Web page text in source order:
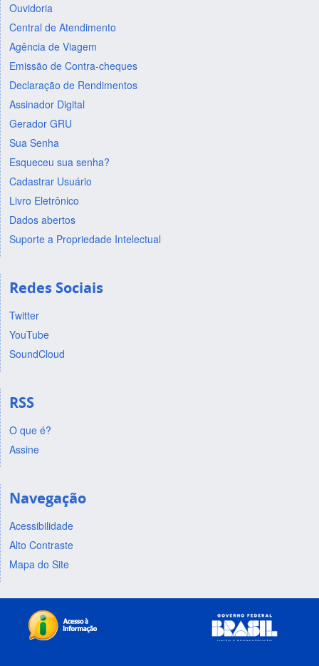
Ouvidoria
Central de Atendimento
Agência de Viagem
Emissão de Contra-cheques
Declaração de Rendimentos
Assinador Digital
Gerador GRU
Sua Senha
Esqueceu sua senha?
Cadastrar Usuário
Livro Eletrônico
Dados abertos
Suporte a Propriedade Intelectual
Redes Sociais
Twitter
YouTube
SoundCloud
RSS
O que é?
Assine
Navegação
Acessibilidade
Alto Contraste
Mapa do Site